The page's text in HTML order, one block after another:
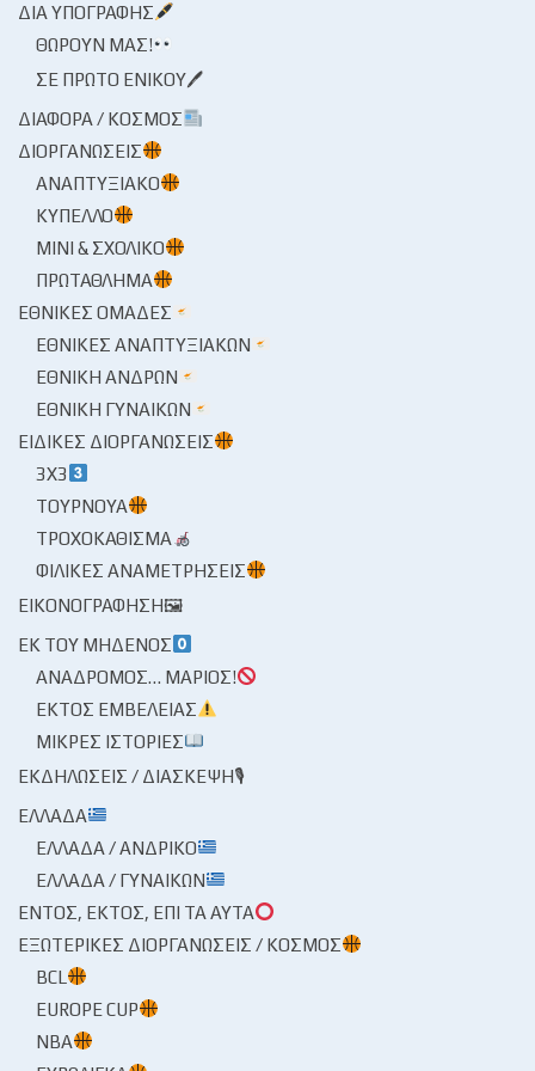
ΔΙΑ ΥΠΟΓΡΑΦΉΣ
ΘΩΡΟΎΝ ΜΑΣ!
ΣΕ ΠΡΏΤΟ ΕΝΙΚΟΎ🖊
ΔΙΆΦΟΡΑ / ΚΌΣΜΟΣ
ΔΙΟΡΓΑΝΏΣΕΙΣ
ΑΝΑΠΤΥΞΙΑΚΌ
ΚΎΠΕΛΛΟ
ΜΊΝΙ & ΣΧΟΛΙΚΌ
ΠΡΩΤΆΘΛΗΜΑ
ΕΘΝΙΚΈΣ ΟΜΆΔΕΣ
ΕΘΝΙΚΈΣ ΑΝΑΠΤΥΞΙΑΚΏΝ
ΕΘΝΙΚΉ ΑΝΔΡΏΝ
ΕΘΝΙΚΉ ΓΥΝΑΙΚΏΝ
ΕΙΔΙΚΈΣ ΔΙΟΡΓΑΝΏΣΕΙΣ
3X3
ΤΟΥΡΝΟΥΆ
ΤΡΟΧΟΚΆΘΙΣΜΑ
ΦΙΛΙΚΈΣ ΑΝΑΜΕΤΡΉΣΕΙΣ
ΕΙΚΟΝΟΓΡΆΦΗΣΗ🖼
ΕΚ ΤΟΥ ΜΗΔΕΝΌΣ
ΑΝΆΔΡΟΜΟΣ… ΜΆΡΙΟΣ!
ΕΚΤΌΣ ΕΜΒΈΛΕΙΑΣ
ΜΙΚΡΈΣ ΙΣΤΟΡΊΕΣ
ΕΚΔΗΛΏΣΕΙΣ / ΔΙΆΣΚΕΨΗ🎙
ΕΛΛΆΔΑ
ΕΛΛΆΔΑ / ΑΝΔΡΙΚΌ
ΕΛΛΆΔΑ / ΓΥΝΑΙΚΏΝ
ΕΝΤΌΣ, ΕΚΤΌΣ, ΕΠΊ ΤΑ ΑΥΤΆ
ΕΞΩΤΕΡΙΚΈΣ ΔΙΟΡΓΑΝΏΣΕΙΣ / ΚΌΣΜΟΣ
BCL
EUROPE CUP
NBA